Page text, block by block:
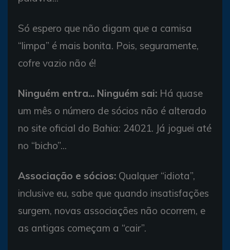
Só espero que não digam que a camisa
“limpa” é mais bonita. Pois, seguramente,
cofre vazio não é!
Ninguém entra... Ninguém sai: Há quase
um mês o número de sócios não é alterado
no site oficial do Bahia: 24021. Já joguei até
no “bicho”...
Associação e sócios: Qualquer “idiota”,
inclusive eu, sabe que quando insatisfações
surgem, novas associações não ocorrem, e
as antigas começam a “cair”.